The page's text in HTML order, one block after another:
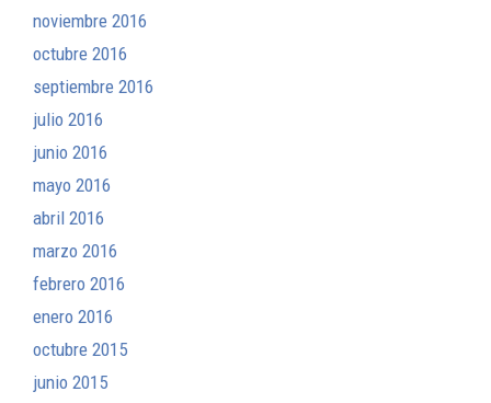
noviembre 2016
octubre 2016
septiembre 2016
julio 2016
junio 2016
mayo 2016
abril 2016
marzo 2016
febrero 2016
enero 2016
octubre 2015
junio 2015